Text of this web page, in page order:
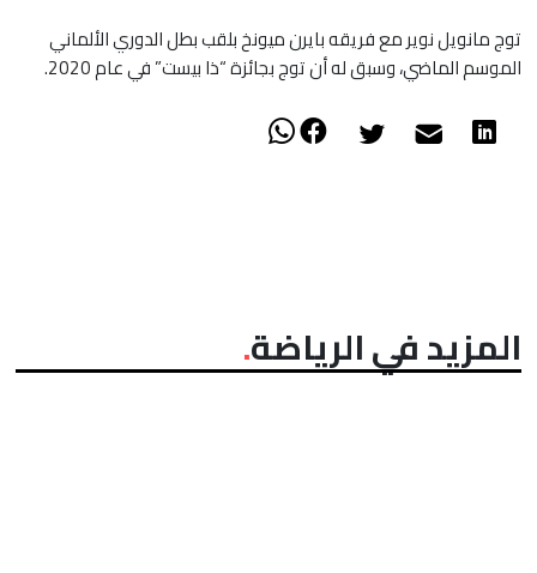
توج مانويل نوير مع فريقه بايرن ميونخ بلقب بطل الدوري الألماني
الموسم الماضي، وسبق له أن توج بجائزة “ذا بيست” في عام 2020.
المزيد في الرياضة